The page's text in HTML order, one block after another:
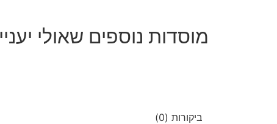
מוסדות נוספים שאולי
ביקורות (0)